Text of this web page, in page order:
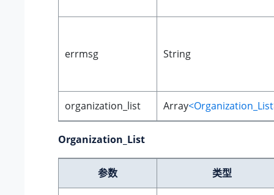
errmsg String
organization_list Array
Organization_List
参数 类型